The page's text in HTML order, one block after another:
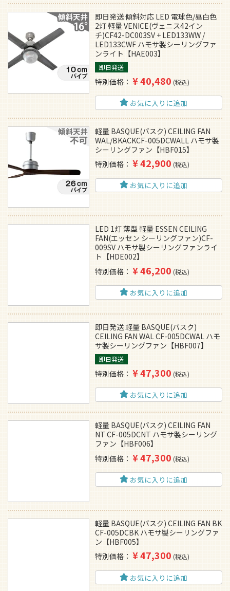
即日発送 傾斜対応 LED 電球色/昼白色
2灯 軽量 VENICE(ヴェニス42イン
チ)CF42-DC003SV + LED133WW /
LED133CWF ハモサ製シーリングファ
ンライト【HAE003】
即日発送
特別価格 ¥40,480 税込
お気に入りに追加
軽量 BASQUE(バスク) CEILING FAN
WAL/BKACKCF-005DCWALL ハモサ製
シーリングファン【HBF015】
特別価格
¥42,900 税込
お気に入りに追加
LED 1灯 薄型 軽量 ESSEN CEILING
FAN(エッセン シーリングファン)CF-
009SV ハモサ製シーリングファンライ
ト【HDE002】
特別価格
¥46,200 税込
お気に入りに追加
即日発送 軽量 BASQUE(バスク)
CEILING FAN WAL CF-005DCWAL ハモ
サ製シーリングファン【HBF007】
即日発送
特別価格 ¥47,300 税込
お気に入りに追加
軽量 BASQUE(バスク) CEILING FAN
NT CF-005DCNT ハモサ製シーリング
ファン【HBF006】
特別価格
¥47,300 税込
お気に入りに追加
軽量 BASQUE(バスク) CEILING FAN BK
CF-005DCBK ハモサ製シーリングファ
ン【HBF005】
特別価格
¥47,300 税込
お気に入りに追加